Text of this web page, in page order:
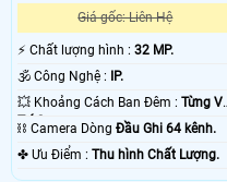
Giá gốc: Liên Hệ
️⚡ Chất lượng hình : 32 MP.
🕉️ Công Nghệ :
IP.
💥 Khoảng Cách Ban Đêm : Từng Vị
Trí Camera .
⛓ Camera Dòng Đầu Ghi 64 kênh.
️✤ Ưu Điểm : Thu hình Chất Lượng.